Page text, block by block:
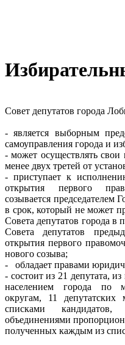
Совет депутатов города
- является выборным
самоуправления города и
- может осуществлять свои
менее двух третей от
- приступает к
открытия первого
созывается председателем
в срок, который не может
Совета депутатов города в
Совета депутатов
открытия первого
нового созыва;
- обладает правами
- состоит из 21 депутата,
населением города по
округам, 11 депутатских
списками кандидатов,
объединениями
полученных каждым из